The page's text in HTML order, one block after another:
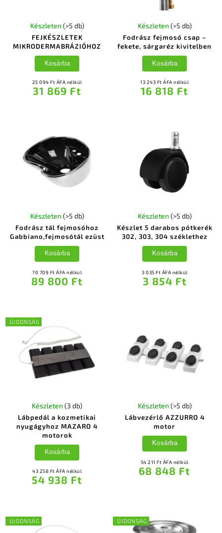
FEJKÉSZLETEK
MIKRODERMABRÁZIÓHOZ
Készleten (>5 db)
25 094 Ft ÁFA nélkül
31 869 Ft
Kosárba
Fodrász fejmosó csap –
fekete, sárgaréz kivitelben
Készleten (>5 db)
13 243 Ft ÁFA nélkül
16 818 Ft
Kosárba
Fodrász tál fejmosóhoz
Gabbiano,fejmosótál ezüst
Készleten (>5 db)
70 709 Ft ÁFA nélkül
89 800 Ft
Kosárba
Készlet 5 darabos pótkerék
302, 303, 304 széklethez
Készleten (>5 db)
3 035 Ft ÁFA nélkül
3 854 Ft
Kosárba
ÚJDONSÁG
Lábpedál a kozmetikai
nyugágyhoz MAZARO 4
motorok
Készleten(3 db)
43 258 Ft ÁFA nélkül
54 938 Ft
Kosárba
Lábvezérlő AZZURRO 4
motor
Készleten (>5 db)
54 211 Ft ÁFA nélkül
68 848 Ft
Kosárba
ÚJDONSÁG ÚJDONSÁG